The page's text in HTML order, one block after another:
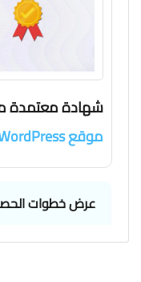
شهادة معتمدة
موقع WordPress لتحميل كتب للمبتدئين
عرض خطوات الحصول علي